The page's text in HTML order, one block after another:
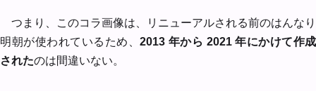
つまり、このコラ画像は、リニューアルされる前のはんなり
明朝が使われているため、 2013 年から 2021 年にかけて作成
されたのは間違いない。